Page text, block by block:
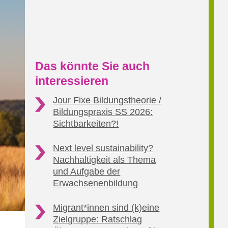
Das könnte Sie auch
interessieren
Jour Fixe Bildungstheorie /
Bildungspraxis SS 2026:
Sichtbarkeiten?!
Next level sustainability?
Nachhaltigkeit als Thema
und Aufgabe der
Erwachsenenbildung
Migrant*innen sind (k)eine
Zielgruppe: Ratschlag